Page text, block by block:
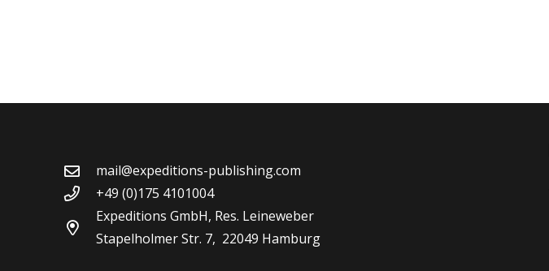
mail@expeditions-publishing.com
+49 (0)175 4101004
Expeditions GmbH, Res. Leineweber
Stapelholmer Str. 7, 22049 Hamburg